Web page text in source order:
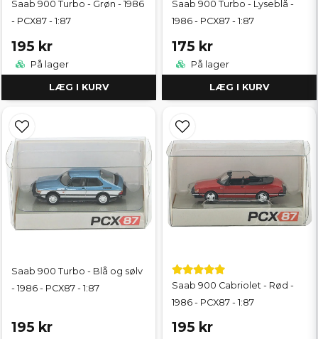
Saab 900 Turbo - Grøn - 1986
- PCX87 - 1:87
195 kr
På lager
LÆG I KURV
Saab 900 Turbo - Lyseblå -
1986 - PCX87 - 1:87
175 kr
På lager
LÆG I KURV
Saab 900 Turbo - Blå og sølv
- 1986 - PCX87 - 1:87
195 kr
Saab 900 Cabriolet - Rød -
1986 - PCX87 - 1:87
195 kr